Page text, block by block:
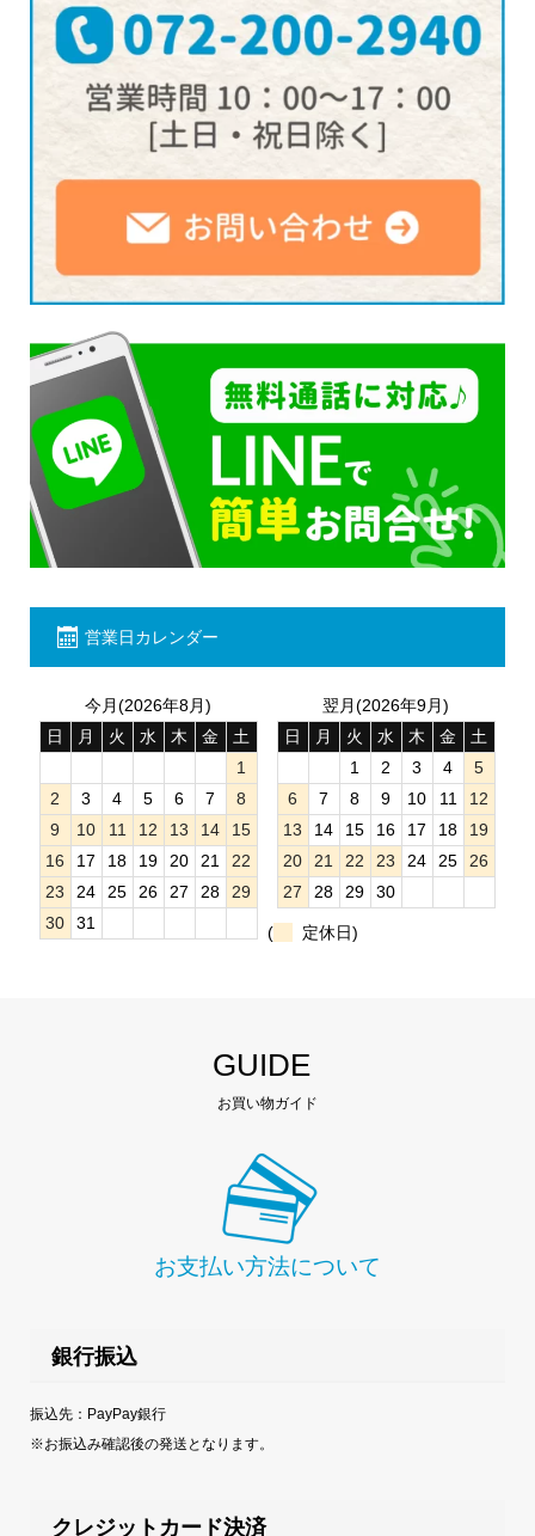
営業日カレンダー
今月(2026年8月)
日
月 火 水 木 金
土
1
2
3 4 5 6 7
8
9
10 11 12 13 14
15
16
17 18 19 20 21
22
23
24 25 26 27 28
29
30
31
翌月(2026年9月)
日
月 火 水 木 金
土
1
2 3 4
5
6
7 8 9 10 11
12
13
14 15 16 17 18
19
20
21 22 23 24 25
26
27
28 29 30
( 定休日)
GUIDE
お買い物ガイド
お支払い方法について
銀行振込
振込先：PayPay銀行
※お振込み確認後の発送となります。
クレジットカード決済